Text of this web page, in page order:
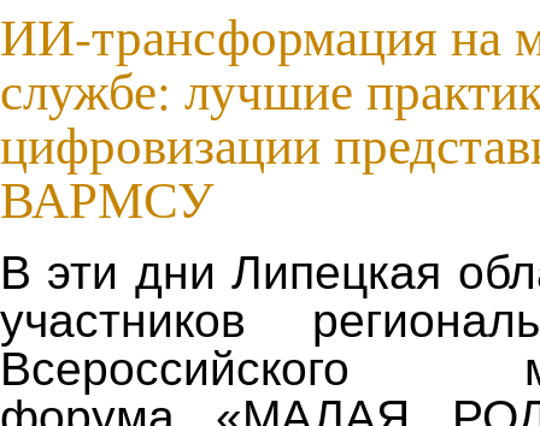
ИИ-трансформация на
службе: лучшие
цифровизации
ВАРМСУ
В эти дни Липецкая
участников
Всероссийского